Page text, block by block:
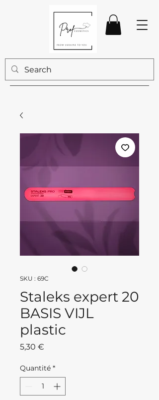
SKU : 69C
Staleks expert 20
BASIS VIJL
plastic
5,30 €
Quantité *